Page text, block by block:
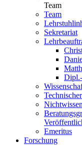
Team
Team
Sekretariat
Emeritus
Forschung